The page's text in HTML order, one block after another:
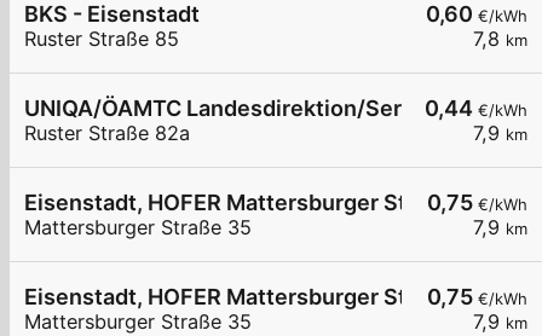
0,60 €/kWh
7,8 km
BKS - Eisenstadt
Ruster Straße 85
0,44 €/kWh
7,9 km
UNIQA/ÖAMTC Landesdirektion/ServiceCenter
Ruster Straße 82a
0,75 €/kWh
7,9 km
Eisenstadt, HOFER Mattersburger Str.
Mattersburger Straße 35
0,75 €/kWh
7,9 km
Eisenstadt, HOFER Mattersburger Str.
Mattersburger Straße 35